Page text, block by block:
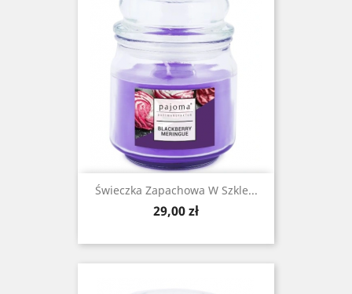
Świeczka Zapachowa W Szkle...
Cena
29,00 zł